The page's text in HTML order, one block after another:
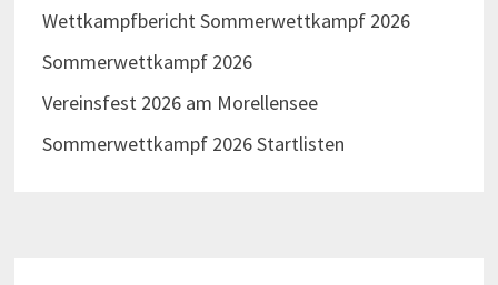
Wettkampfbericht Sommerwettkampf 2026
Sommerwettkampf 2026
Vereinsfest 2026 am Morellensee
Sommerwettkampf 2026 Startlisten